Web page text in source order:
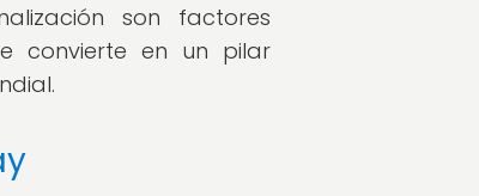
son factores
convierte en un pilar